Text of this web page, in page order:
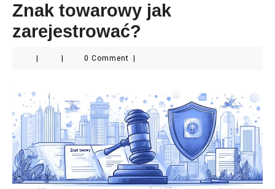
Znak towarowy jak
zarejestrować?
0 Comment